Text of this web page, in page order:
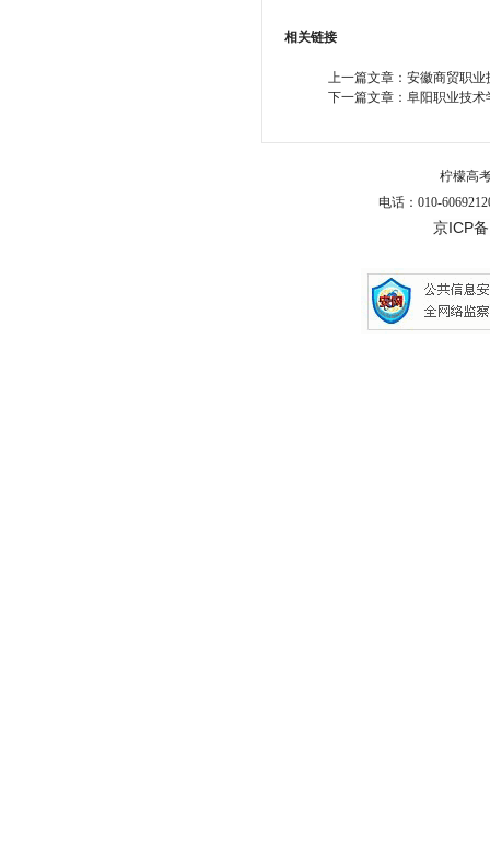
相关链接
上一篇文章： 安徽商贸职业
下一篇文章： 阜阳职业技术
柠檬高
电话：010-
京ICP